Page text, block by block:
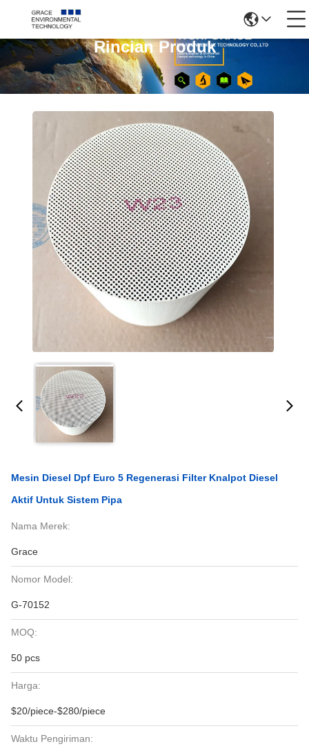
Rincian Produk
Mesin Diesel Dpf Euro 5 Regenerasi Filter Knalpot Diesel
Aktif Untuk Sistem Pipa
Nama Merek:
Grace
Nomor Model:
G-70152
MOQ:
50 pcs
Harga:
$20/piece-$280/piece
Waktu Pengiriman: